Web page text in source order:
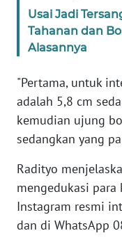
Usai Jadi
Tahanan dan
Alasannya
"Pertama, untuk
adalah 5,8 cm
kemudian ujung
sedangkan yang
Radityo
mengedukasi
Instagram resmi
dan di WhatsApp
WN
JABAR
BANTEN
WN
WN
WN
PAPUA